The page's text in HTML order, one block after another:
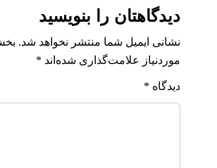
دیدگاهتان را بنویسید
نشانی ایمیل شما منتشر نخواهد شد.
موردنیاز علامت‌گذاری شده‌اند *
دیدگاه *